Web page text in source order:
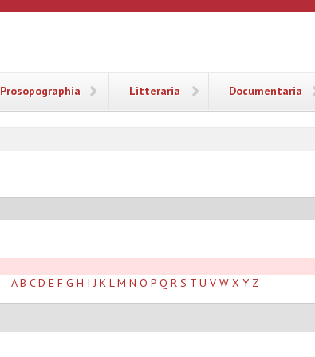
Prosopographia Litteraria Documentaria
A B C D E F G H I J K L M N O P Q R S T U V W X Y Z